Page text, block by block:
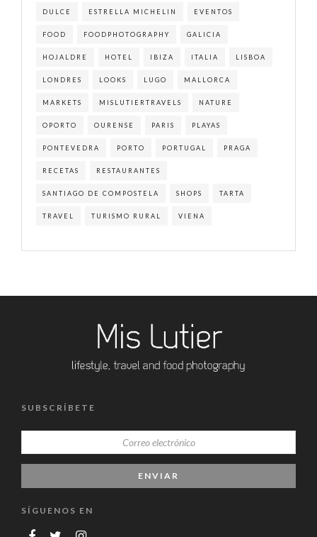
DULCE ESTRELLA MICHELIN EVENTOS
FOOD FOODPHOTOGRAPHY GALICIA
HOJALDRE HOTEL IBIZA ITALIA LISBOA
LONDRES LOOKS LUGO MALLORCA
MARKETS MISLUTIERTRAVELS NATURE
OPORTO OURENSE PARIS PLAYAS
PONTEVEDRA PORTO PORTUGAL PRAGA
RECETAS RESTAURANTES
SANTIAGO DE COMPOSTELA SHOPS TARTA
TRAVEL TURISMO RURAL VIENA
SUBSCRÍBETE
SÍGUENOS EN